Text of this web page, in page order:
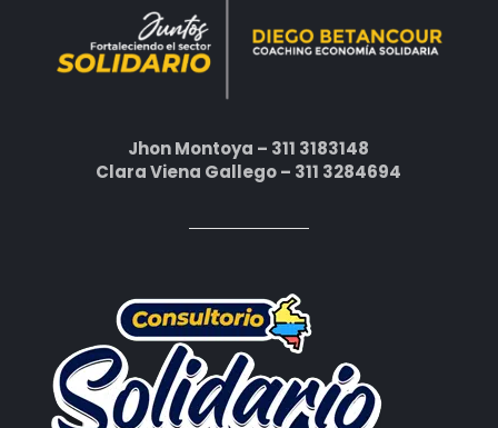
Jhon Montoya – 311 3183148
Clara Viena Gallego – 311 3284694